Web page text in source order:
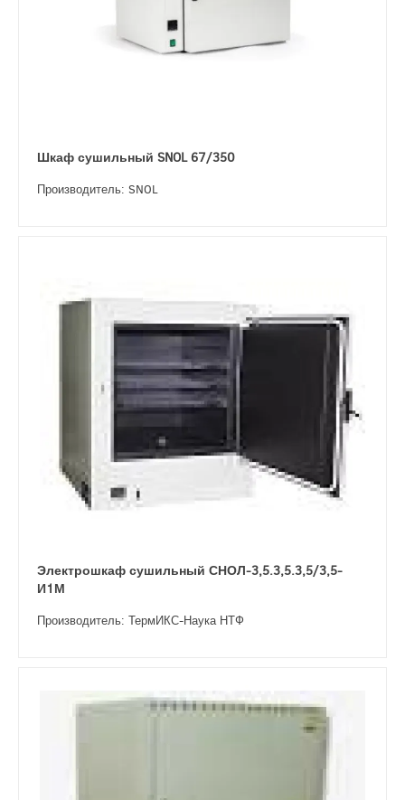
Шкаф сушильный SNOL 67/350
Производитель: SNOL
Электрошкаф сушильный СНОЛ-3,5.3,5.3,5/3,5-
И1М
Производитель: ТермИКС-Наука НТФ